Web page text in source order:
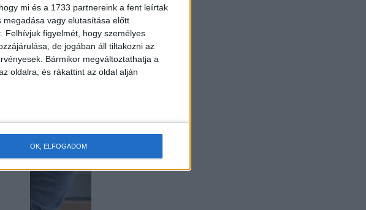
mi és a 1733 partnereink a fent leírtak
vagy elutasítása előtt
Felhívjuk figyelmét, hogy személyes
de jogában áll tiltakozni az
Bármikor megváltoztathatja a
oldalra, és rákattint az oldal alján
OK, ELFOGADOM